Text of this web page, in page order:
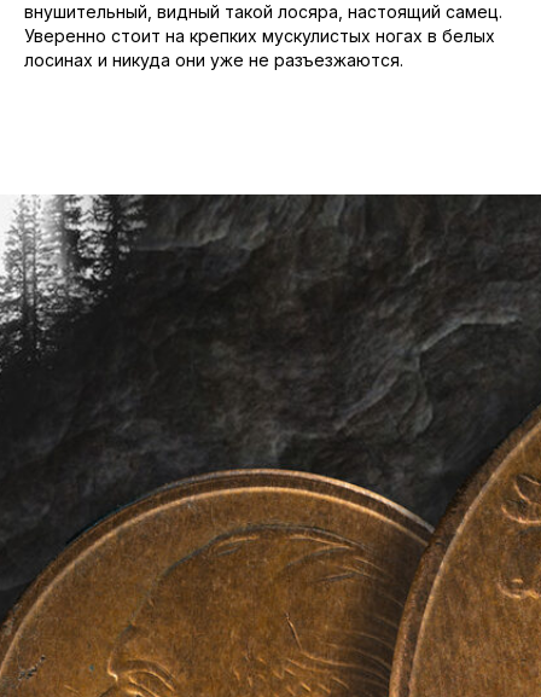
внушительный, видный такой лосяра, настоящий самец.
Уверенно стоит на крепких мускулистых ногах в белых
лосинах и никуда они уже не разъезжаются.